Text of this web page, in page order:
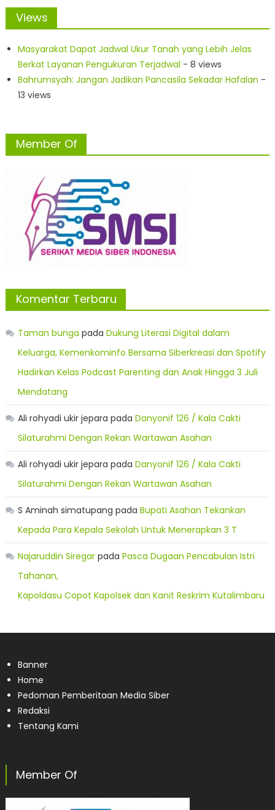
Views
Masyarakat Dapat Jadwal Ukur Tanah yang Lebih Jelas
Berkat Layanan Pengukuran Terjadwal - 8 views
Bahrumsyah: Jangan Jadikan Pancasila Sekadar Hafalan -
13 views
Member Of
Komentar Terbaru
Taman bunga pada Dukung Literasi Digital dalam
Keluarga, Kemenkominfo Bersama Siberkreasi dan Spotify
Hadirkan Kelas Podcast Parenting dan Anak Hingga 3 Juli
Mendatang
Ali rohyadi ukir jepara pada Danyonif 126 / Kala Cakti
Silaturahmi Dengan Rekan Wartawan Asahan
Ali rohyadi ukir jepara pada Danyonif 126 / Kala Cakti
Silaturahmi Dengan Rekan Wartawan Asahan
S Aminah simatupang pada Bupati Asahan Tekankan
Kepada Para Kepala Sekolah Untuk Menerapkan 3 T
Najaruddin Siregarpada Pasca Dugaan Pencabulan Istri
Tahanan,
Kapoldasu Copot Kapolsek dan Kanit Reskrim Kutalimbaru
Banner
Home
Pedoman Pemberitaan Media Siber
Redaksi
Tentang Kami
Member Of